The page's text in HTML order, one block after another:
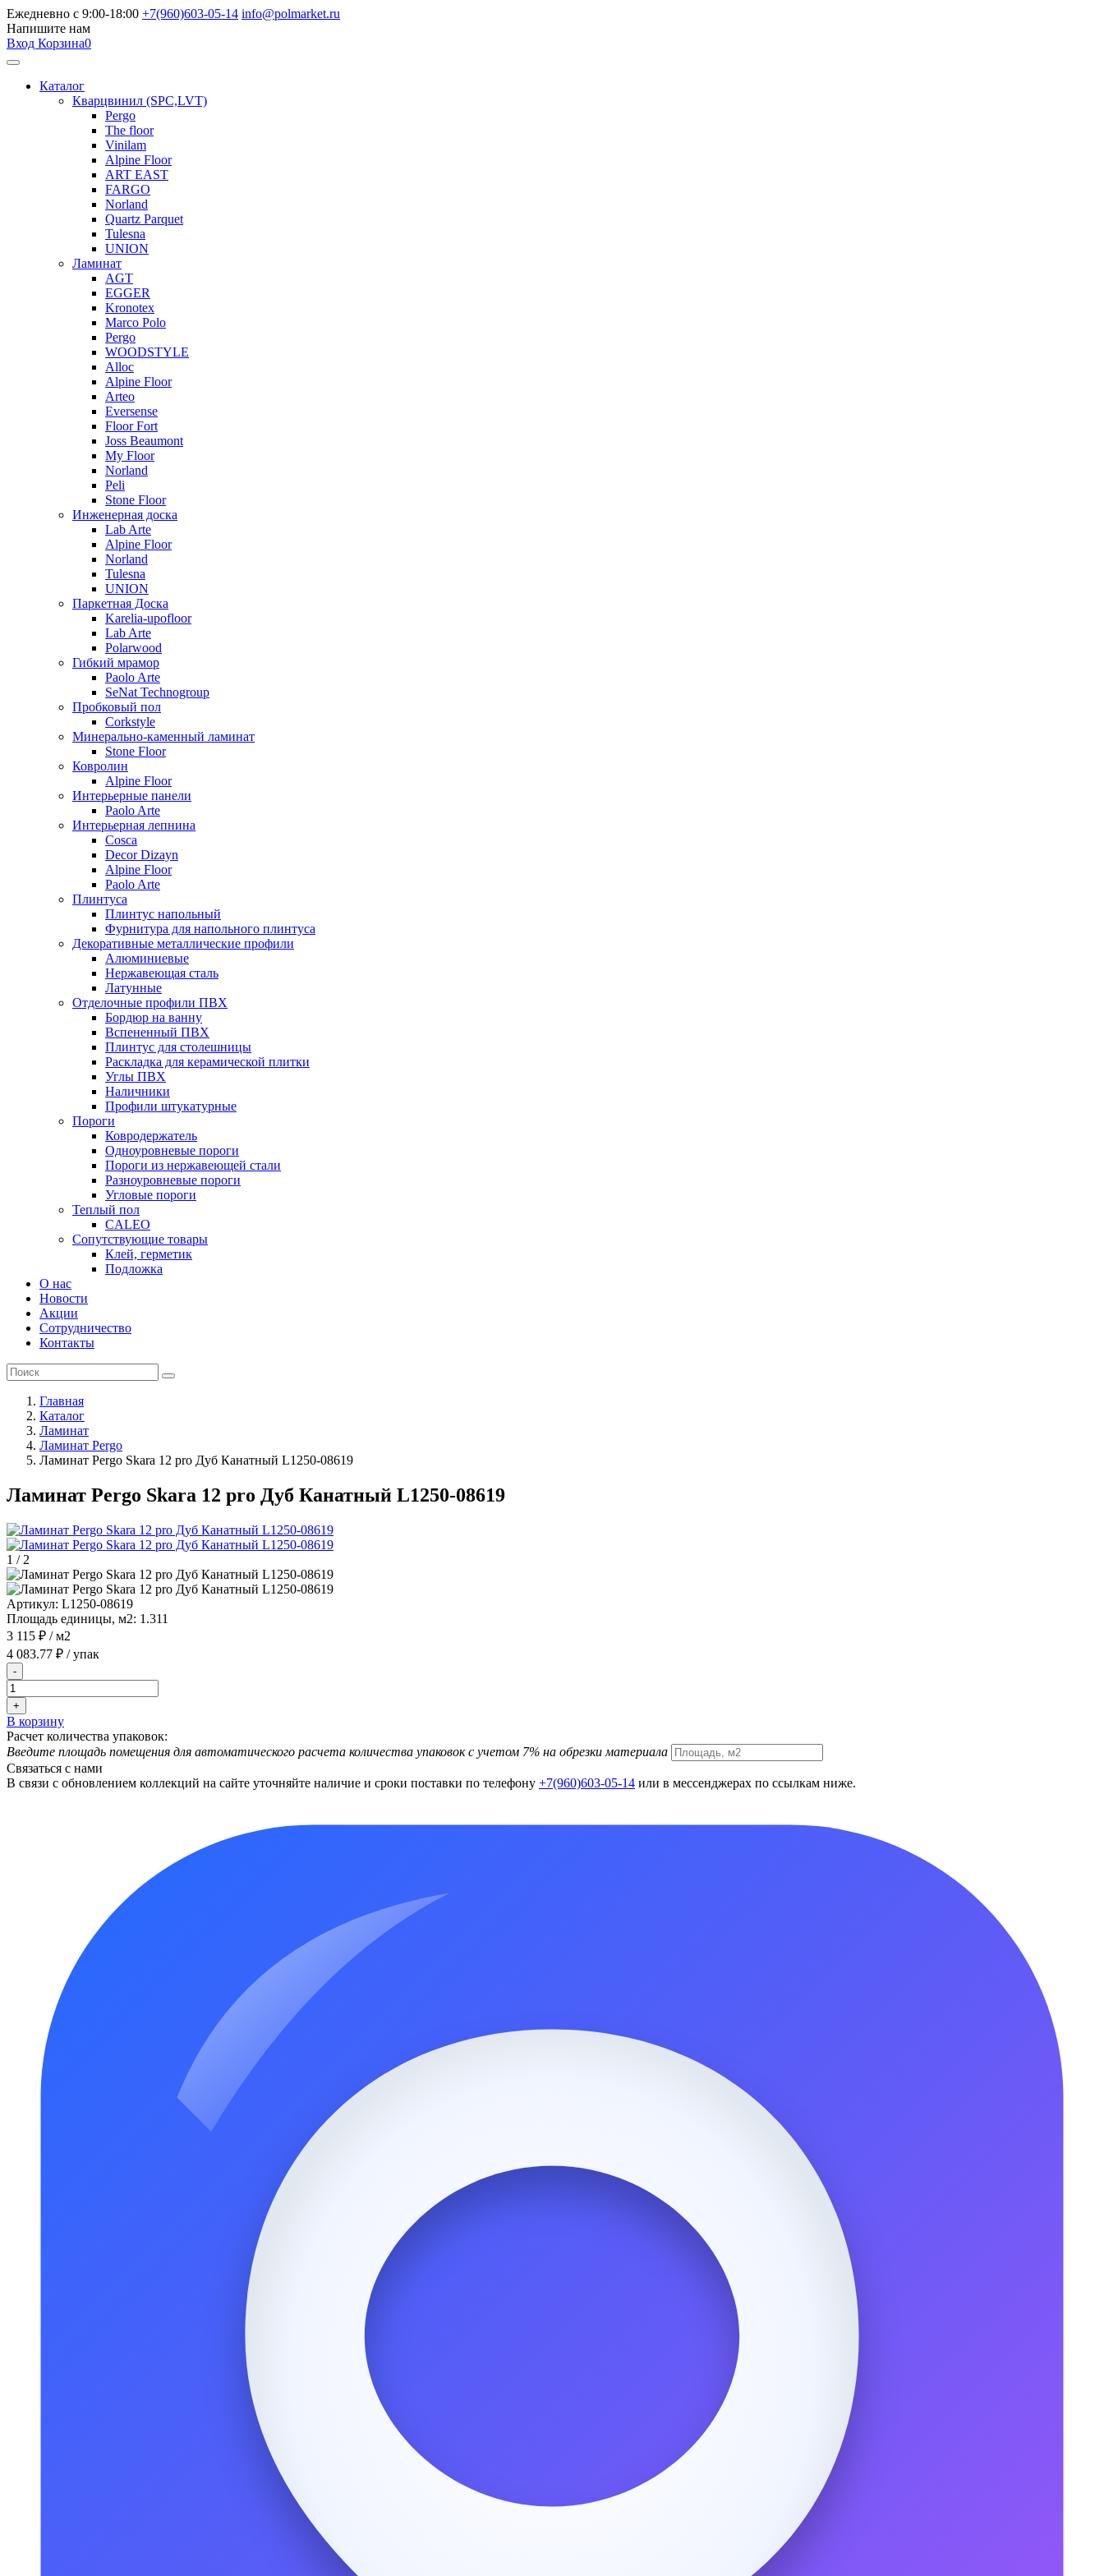
Ежедневно с 9:00-18:00 +7(960)603-05-14 info@polmarket.ru
Напишите нам
Вход Корзина0
Каталог
Кварцвинил (SPC,LVT)
Pergo
The floor
Vinilam
Alpine Floor
ART EAST
FARGO
Norland
Quartz Parquet
Tulesna
UNION
Ламинат
AGT
EGGER
Kronotex
Marco Polo
Pergo
WOODSTYLE
Alloc
Alpine Floor
Arteo
Eversense
Floor Fort
Joss Beaumont
My Floor
Norland
Peli
Stone Floor
Инженерная доска
Lab Arte
Alpine Floor
Norland
Tulesna
UNION
Паркетная Доска
Karelia-upofloor
Lab Arte
Polarwood
Гибкий мрамор
Paolo Arte
SeNat Technogroup
Пробковый пол
Corkstyle
Минерально-каменный ламинат
Stone Floor
Ковролин
Alpine Floor
Интерьерные панели
Paolo Arte
Интерьерная лепнина
Cosca
Decor Dizayn
Alpine Floor
Paolo Arte
Плинтуса
Плинтус напольный
Фурнитура для напольного плинтуса
Декоративные металлические профили
Алюминиевые
Нержавеющая сталь
Латунные
Отделочные профили ПВХ
Бордюр на ванну
Вспененный ПВХ
Плинтус для столешницы
Раскладка для керамической плитки
Углы ПВХ
Наличники
Профили штукатурные
Пороги
Ковродержатель
Одноуровневые пороги
Пороги из нержавеющей стали
Разноуровневые пороги
Угловые пороги
Теплый пол
CALEO
Сопутствующие товары
Клей, герметик
Подложка
О нас
Новости
Акции
Сотрудничество
Контакты
Главная
Каталог
Ламинат
Ламинат Pergo
Ламинат Pergo Skara 12 pro Дуб Канатный L1250-08619
Ламинат Pergo Skara 12 pro Дуб Канатный L1250-08619
1 / 2
Артикул: L1250-08619
Площадь единицы, м2: 1.311
3 115 ₽ / м2
4 083.77 ₽ / упак
-
+
В корзину
Расчет количества упаковок:
Введите площадь помещения для автоматического расчета количества упаковок с учетом 7% на обрезки материала
Связаться с нами
В связи с обновлением коллекций на сайте уточняйте наличие и сроки поставки по телефону +7(960)603-05-14 или в мессенджерах по ссылкам ниже.